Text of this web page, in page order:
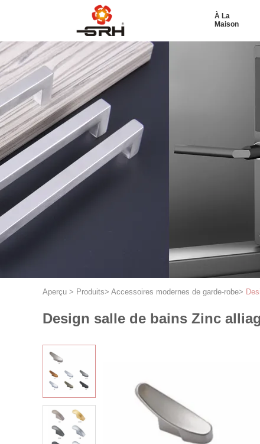
À La
Maison
Aperçu > Produits> Accessoires modernes de garde-robe>
Design salle de bains Zinc